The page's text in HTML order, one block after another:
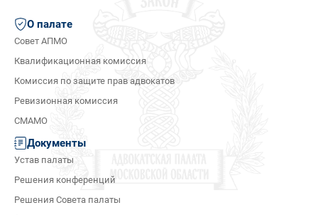
О палате
Совет АПМО
Квалификационная комиссия
Комиссия по защите прав адвокатов
Ревизионная комиссия
СМАМО
Документы
Устав палаты
Решения конференций
Решения Совета палаты